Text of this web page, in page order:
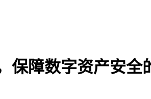
保障数字资产安全